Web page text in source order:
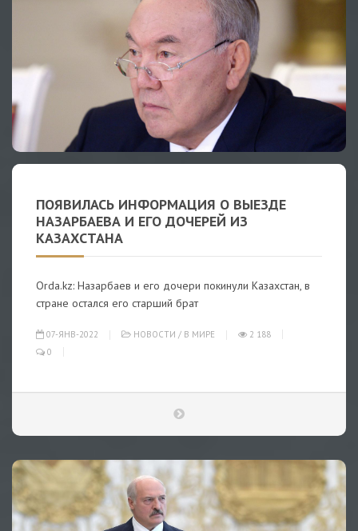
ПОЯВИЛАСЬ ИНФОРМАЦИЯ О ВЫЕЗДЕ
НАЗАРБАЕВА И ЕГО ДОЧЕРЕЙ ИЗ
КАЗАХСТАНА
Orda.kz: Назарбаев и его дочери покинули Казахстан, в
стране остался его старший брат
07-ЯНВ-2022 НОВОСТИ / В МИРЕ
2 188
0